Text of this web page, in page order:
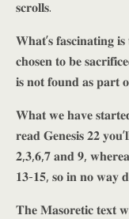
𝐬𝐜𝐫𝐨𝐥𝐥𝐬.
𝐖𝐡𝐚𝐭’𝐬 𝐟𝐚𝐬𝐜𝐢𝐧𝐚𝐭𝐢𝐧𝐠
𝐜𝐡𝐨𝐬𝐞𝐧 𝐭𝐨 𝐛𝐞
𝐢𝐬 𝐧𝐨𝐭 𝐟𝐨𝐮𝐧𝐝 𝐚𝐬
𝐖𝐡𝐚𝐭 𝐰𝐞 𝐡𝐚𝐯𝐞
𝐫𝐞𝐚𝐝 𝐆𝐞𝐧𝐞𝐬𝐢𝐬 𝟐𝟐
𝟐,𝟑,𝟔,𝟕 𝐚𝐧𝐝 𝟗,
𝟏𝟑-𝟏𝟓, 𝐬𝐨 𝐢𝐧 𝐧𝐨 𝐰𝐚𝐲
𝐓𝐡𝐞 𝐌𝐚𝐬𝐨𝐫𝐞𝐭𝐢𝐜 𝐭𝐞𝐱𝐭